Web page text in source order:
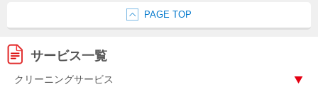
PAGE TOP
サービス一覧
クリーニングサービス